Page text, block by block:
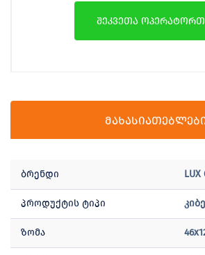
შეკვეთა
ბრენდი LUX
პროდუქტის ტიპი
ზომა